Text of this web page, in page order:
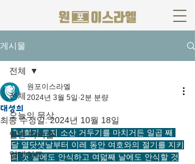
게시물
전체
오늘의 묵상
일반 아티클
업데이트
전체
대성회
원포이스라엘
2024년 3월 5일 2분 분량
최종 수정일:2024년 10월 18일
“너희가 토지 소산 거두기를 마치거든 일곱 째
달 열닷샛날부터 이레 동안 여호와의 절기를 지키
되 첫 날에도 안식하고 여덟째 날에도 안식할 것